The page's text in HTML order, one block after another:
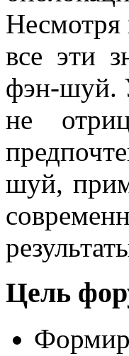
Несмотря
все эти
фэн-шуй.
не
шуй,
Цель